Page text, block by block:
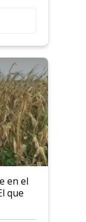
en el
que